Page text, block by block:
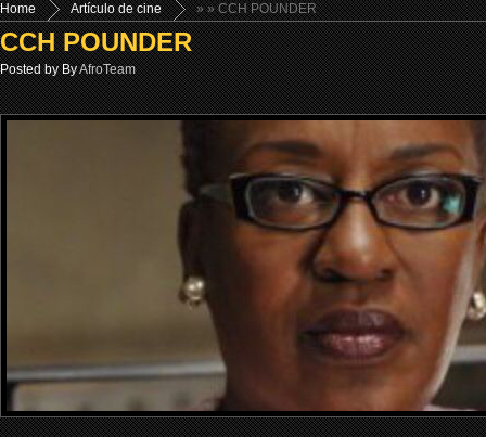
Home »
Artículo de cine » CCH POUNDER
CCH POUNDER
Posted by ByAfroTeam